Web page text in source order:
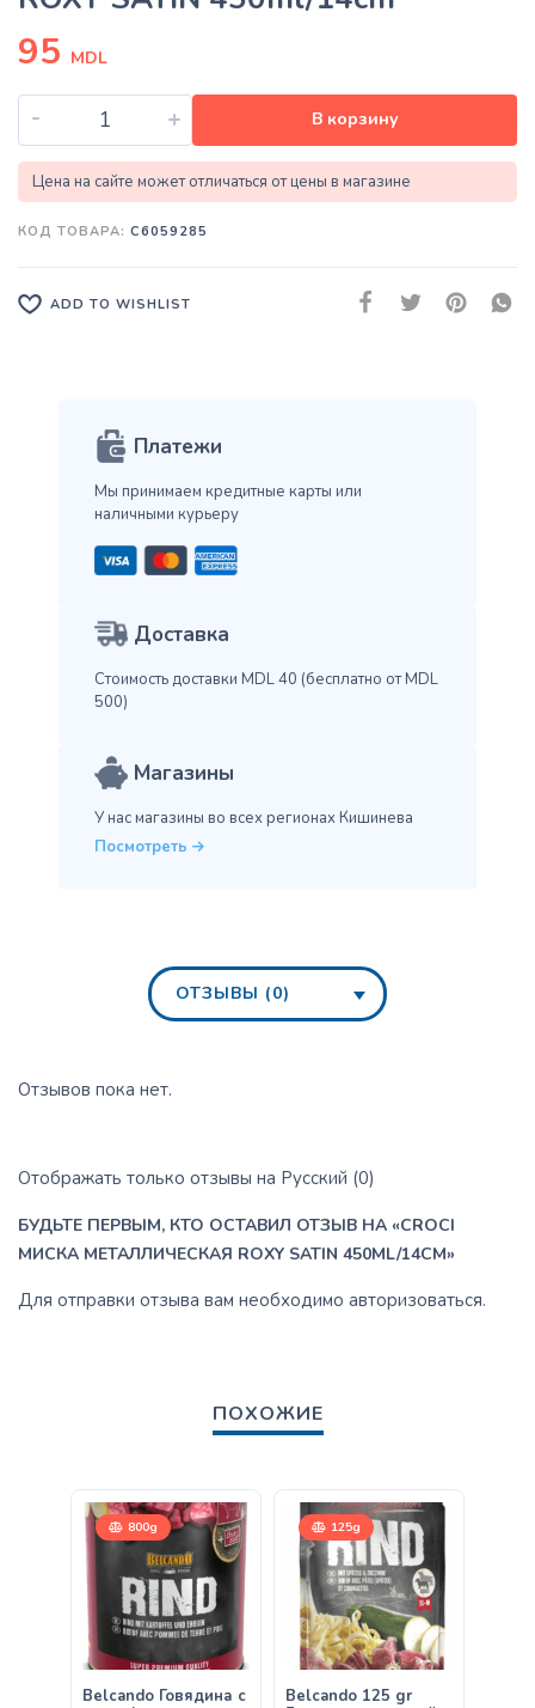
95 MDL
- + В корзину
Цена на сайте может отличаться от цены в магазине
КОД ТОВАРА: C6059285
ADD TO WISHLIST
Платежи
Мы принимаем кредитные карты или
наличными курьеру
Доставка
Стоимость доставки MDL 40 (бесплатно от MDL
500)
Магазины
У нас магазины во всех регионах Кишинева
Посмотреть
ОТЗЫВЫ (0)
Отзывов пока нет.
Отображать только отзывы на Русский (0)
БУДЬТЕ ПЕРВЫМ, КТО ОСТАВИЛ ОТЗЫВ НА «CROCI
МИСКА МЕТАЛЛИЧЕСКАЯ ROXY SATIN 450ML/14CM»
Для отправки отзыва вам необходимо авторизоваться.
ПОХОЖИЕ
800g
Belcando Говядина с
125g
Belcando 125 gr